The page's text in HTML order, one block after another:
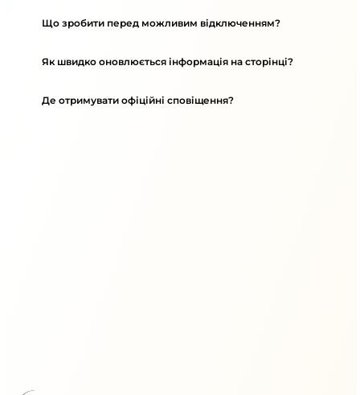
Що зробити перед можливим відключенням?
Як швидко оновлюється інформація на сторінці?
Де отримувати офіційні сповіщення?